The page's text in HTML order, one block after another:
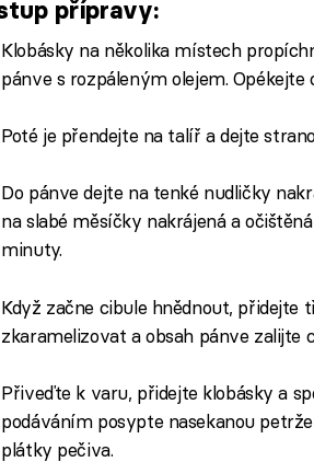
přípravy:
Klobásky na několika místech
pánve s rozpáleným olejem. Opékejte
Poté je přendejte na talíř a dejte
Do pánve dejte na tenké nudličky
na slabé měsíčky nakrájená a
minuty.
Když začne cibule hnědnout, přidejte
zkaramelizovat a obsah pánve zalijte
Přiveďte k varu, přidejte klobásky a
podáváním posypte nasekanou
plátky pečiva.